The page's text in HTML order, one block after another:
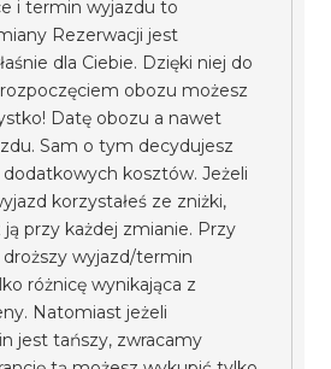
i termin wyjazdu to
Rezerwacji jest
dla Ciebie. Dzięki niej do
obozu możesz
Datę obozu a nawet
Sam o tym decydujesz
kosztów. Jeżeli
korzystałeś ze zniżki,
przy każdej zmianie. Przy
wyjazd/termin
różnicę wynikająca z
Natomiast jeżeli
jest tańszy, zwracamy